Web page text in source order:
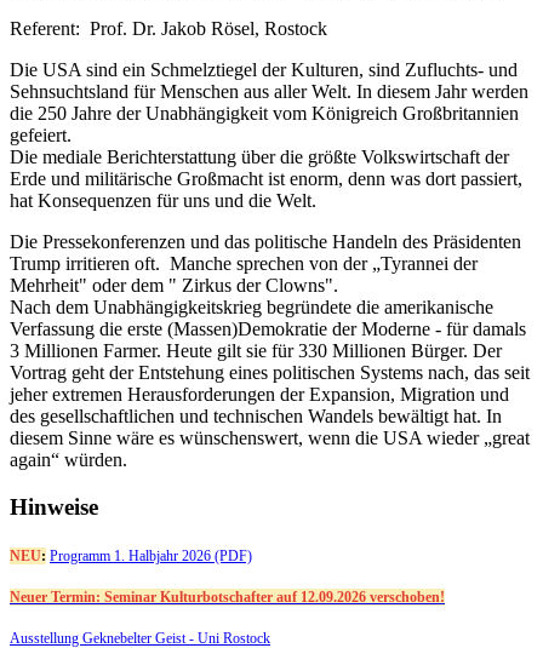
Referent: Prof. Dr. Jakob Rösel, Rostock
Die USA sind ein Schmelztiegel der Kulturen, sind Zufluchts- und
Sehnsuchtsland für Menschen aus aller Welt. In diesem Jahr werden
die 250 Jahre der Unabhängigkeit vom Königreich Großbritannien
gefeiert.
Die mediale Berichterstattung über die größte Volkswirtschaft der
Erde und militärische Großmacht ist enorm, denn was dort passiert,
hat Konsequenzen für uns und die Welt.
Die Pressekonferenzen und das politische Handeln des Präsidenten
Trump irritieren oft. Manche sprechen von der „Tyrannei der
Mehrheit" oder dem " Zirkus der Clowns".
Nach dem Unabhängigkeitskrieg begründete die amerikanische
Verfassung die erste (Massen)Demokratie der Moderne - für damals
3 Millionen Farmer. Heute gilt sie für 330 Millionen Bürger. Der
Vortrag geht der Entstehung eines politischen Systems nach, das seit
jeher extremen Herausforderungen der Expansion, Migration und
des gesellschaftlichen und technischen Wandels bewältigt hat. In
diesem Sinne wäre es wünschenswert, wenn die USA wieder „great
again“ würden.
Hinweise
NEU: Programm 1. Halbjahr 2026 (PDF)
Neuer Termin: Seminar Kulturbotschafter auf 12.09.2026 verschoben!
Ausstellung Geknebelter Geist - Uni Rostock